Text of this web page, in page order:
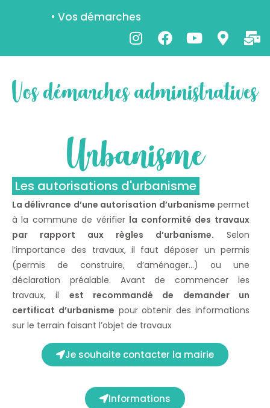
• Vos démarches
Vos démarches administratives
Urbanisme
Les autorisations d'urbanisme
La délivrance d’une autorisation d’urbanisme permet
à la commune de vérifier la conformité des travaux
par rapport aux règles d’urbanisme. Selon
l’importance des travaux, il faut déposer un permis
(permis de construire, d’aménager…) ou une
déclaration préalable. Avant de commencer les
travaux, il est recommandé de demander un
certificat d’urbanisme pour obtenir des informations
sur le terrain faisant l’objet de travaux
Je souhaite contacter la mairie
Informations